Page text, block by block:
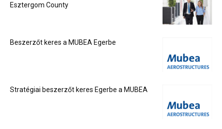
Esztergom County
Beszerzőt keres a MUBEA Egerbe
Stratégiai beszerzőt keres Egerbe a MUBEA